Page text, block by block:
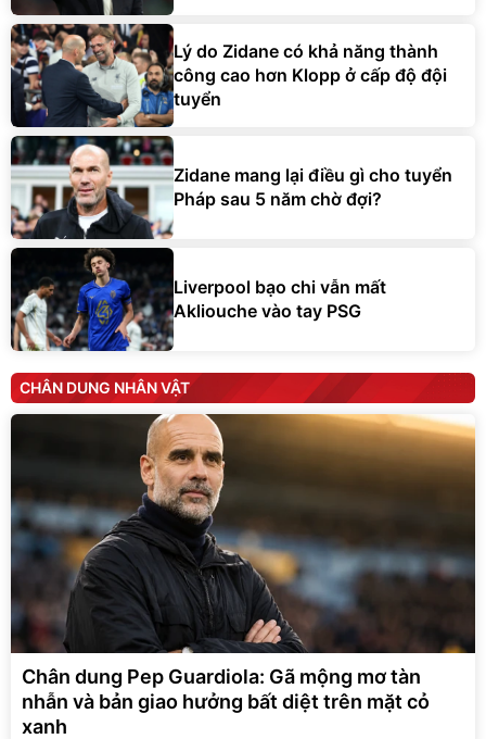
Lý do Zidane có khả năng thành
công cao hơn Klopp ở cấp độ đội
tuyển
Zidane mang lại điều gì cho tuyển
Pháp sau 5 năm chờ đợi?
Liverpool bạo chi vẫn mất
Akliouche vào tay PSG
CHÂN DUNG NHÂN VẬT
Chân dung Pep Guardiola: Gã mộng mơ tàn
nhẫn và bản giao hưởng bất diệt trên mặt cỏ
xanh